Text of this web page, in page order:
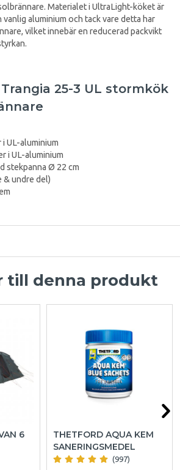
Materialet i UltraLight-köket är
aluminium och tack vare detta har
vilket innebär en reducerad packvikt
25-3 UL stormkök
UL-aluminium
i UL-aluminium
stekpanna Ø 22 cm
& undre del)
till denna produkt
6
THETFORD AQUA KEM
SANERINGSMEDEL
(997)